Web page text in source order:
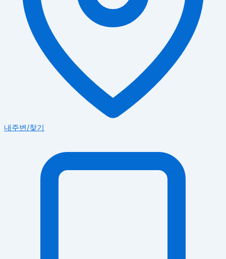
내주변/찾기